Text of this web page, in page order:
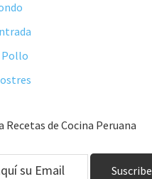
Pollo
Recetas de Cocina Peruana